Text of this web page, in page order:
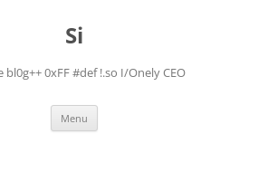
Si
bl0g++ 0xFF #def !.so I/Onely CEO
Menu